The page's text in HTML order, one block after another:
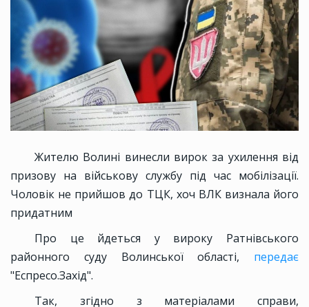
Жителю Волині винесли вирок за ухилення від
призову на військову службу під час мобілізації.
Чоловік не прийшов до ТЦК, хоч ВЛК визнала його
придатним
Про це йдеться у вироку Ратнівського
районного суду Волинської області, передає
"Еспресо.Захід".
Так, згідно з матеріалами справи,